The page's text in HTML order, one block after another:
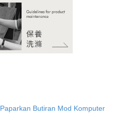
Paparkan Butiran Mod Komputer